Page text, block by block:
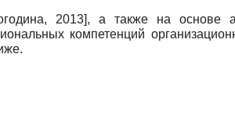
2013], а также на основе
компетенций